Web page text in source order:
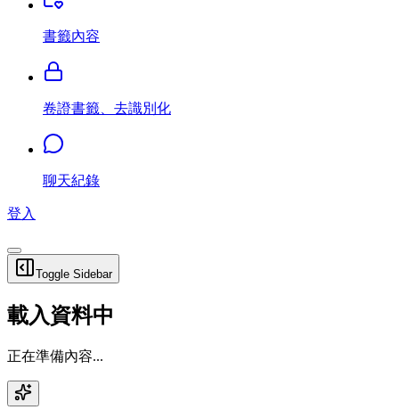
書籤內容
卷證書籤、去識別化
聊天紀錄
登入
Toggle Sidebar
載入資料中
正在準備內容...